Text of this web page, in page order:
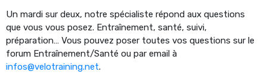
Un mardi sur deux, notre spécialiste répond aux questions
que vous vous posez. Entraînement, santé, suivi,
préparation… Vous pouvez poser toutes vos questions sur le
forum Entraînement/Santé ou par email à
infos@velotraining.net.